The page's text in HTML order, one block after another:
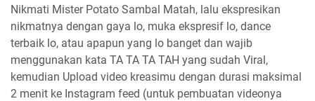
Nikmati Mister Potato Sambal Matah, lalu ekspresikan
nikmatnya dengan gaya lo, muka ekspresif lo, dance
terbaik lo, atau apapun yang lo banget dan wajib
menggunakan kata TA TA TA TAH yang sudah Viral,
kemudian Upload video kreasimu dengan durasi maksimal
2 menit ke Instagram feed (untuk pembuatan videonya